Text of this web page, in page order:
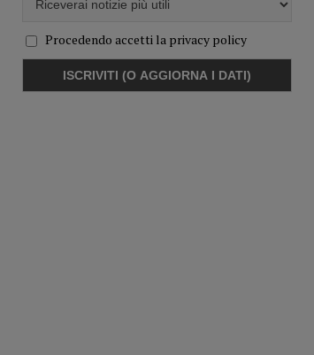
Procedendo accetti la privacy policy